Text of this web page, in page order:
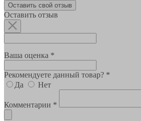
Оставить свой отзыв
Оставить отзыв
Ваша оценка *
Рекомендуете данный товар? *
Да
Нет
Комментарии *